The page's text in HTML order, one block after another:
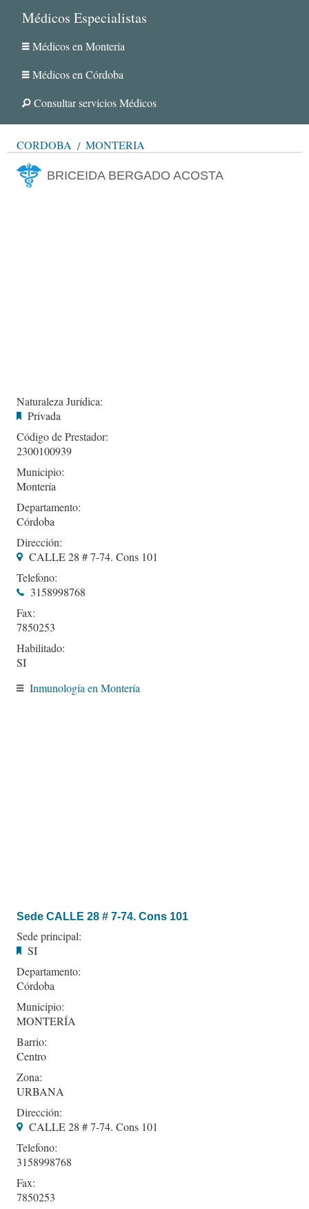
Médicos Especialistas
Médicos en Montería
Médicos en Córdoba
Consultar servicios Médicos
CÓRDOBA MONTERÍA
BRICEIDA BERGADO ACOSTA
Naturaleza Jurídica:
Privada
Código de Prestador:
2300100939
Municipio:
Montería
Departamento:
Córdoba
Dirección:
CALLE 28 # 7-74. Cons 101
Telefono:
3158998768
Fax:
7850253
Habilitado:
SI
Inmunología en Montería
Sede CALLE 28 # 7-74. Cons 101
Sede principal:
SI
Departamento:
Córdoba
Municipio:
MONTERÍA
Barrio:
Centro
Zona:
URBANA
Dirección:
CALLE 28 # 7-74. Cons 101
Telefono:
3158998768
Fax:
7850253